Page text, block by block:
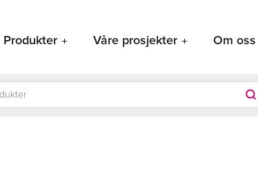
Produkter Våre prosjekter Om oss